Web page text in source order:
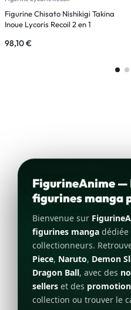
Figurine Chisato Nishikigi Takina
Inoue Lycoris Recoil 2 en 1
98,10€
FigurineAnime —
figurines manga
Bienvenue sur
figurines manga dédiée
collectionneurs.
Piece, Naruto, Demon
Dragon Ball, avec des
sellers et des
collection ou trouver le